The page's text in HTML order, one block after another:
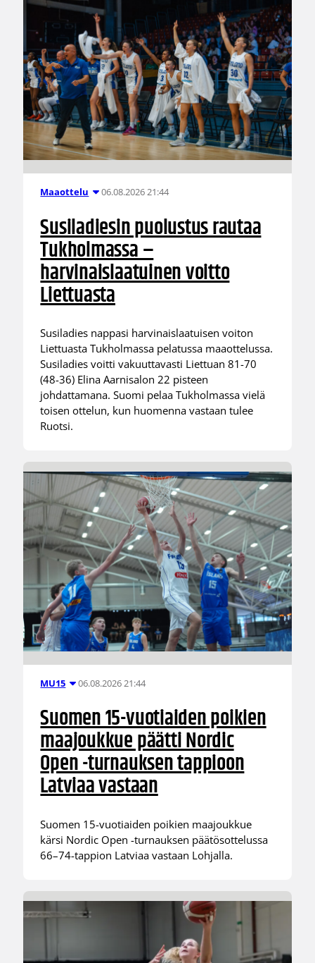
Maaottelu 06.08.2026 21:44
Susiladiesin puolustus rautaa
Tukholmassa –
harvinaislaatuinen voitto
Liettuasta
Susiladies nappasi harvinaislaatuisen voiton
Liettuasta Tukholmassa pelatussa maaottelussa.
Susiladies voitti vakuuttavasti Liettuan 81-70
(48-36) Elina Aarnisalon 22 pisteen
johdattamana. Suomi pelaa Tukholmassa vielä
toisen ottelun, kun huomenna vastaan tulee
Ruotsi.
MU15 06.08.2026 21:44
Suomen 15-vuotiaiden poikien
maajoukkue päätti Nordic
Open -turnauksen tappioon
Latviaa vastaan
Suomen 15-vuotiaiden poikien maajoukkue
kärsi Nordic Open -turnauksen päätösottelussa
66–74-tappion Latviaa vastaan Lohjalla.